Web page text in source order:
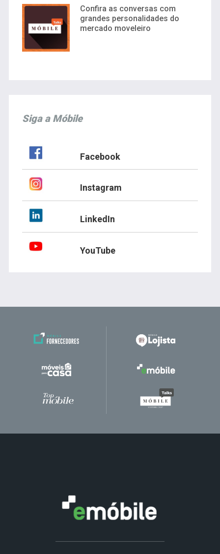
Confira as conversas com
grandes personalidades do
mercado moveleiro
Siga a Móbile
Facebook
Instagram
LinkedIn
YouTube